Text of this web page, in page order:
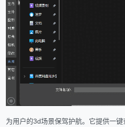
为用户的3d场景保驾护航。它提供一